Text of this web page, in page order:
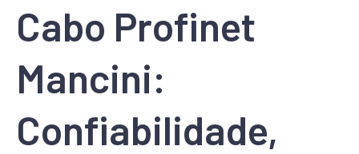
Cabo Profinet
Mancini:
Confiabilidade,